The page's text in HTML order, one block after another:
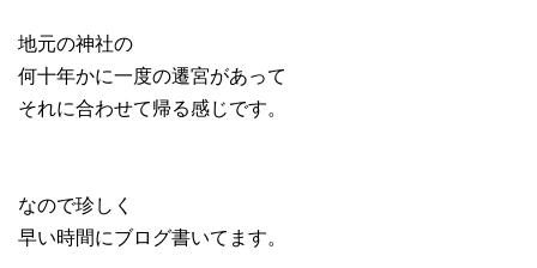
地元の神社の
何十年かに一度の遷宮があって
それに合わせて帰る感じです。
なので珍しく
早い時間にブログ書いてます。